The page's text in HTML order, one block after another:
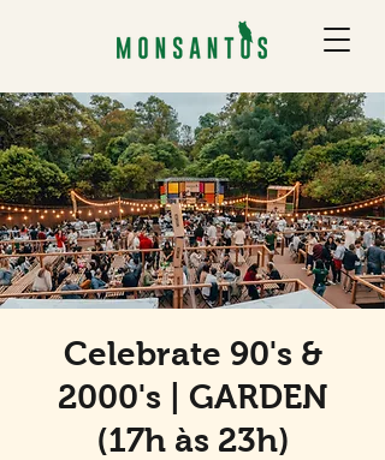
Celebrate 90's &
2000's | GARDEN
(17h às 23h)